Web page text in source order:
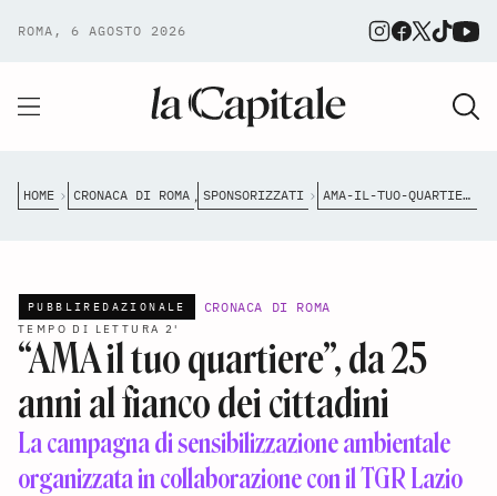
ROMA, 6 AGOSTO 2026
HOME CRONACA DI ROMA , SPONSORIZZATI AMA-IL-TUO-QUARTIERE-DA-25-ANNI-AL-FIANCO-DEI-CITTADINI
PUBBLIREDAZIONALE CRONACA DI ROMA
TEMPO DI LETTURA 2'
“AMA il tuo quartiere”, da 25
anni al fianco dei cittadini
La campagna di sensibilizzazione ambientale
organizzata in collaborazione con il TGR Lazio